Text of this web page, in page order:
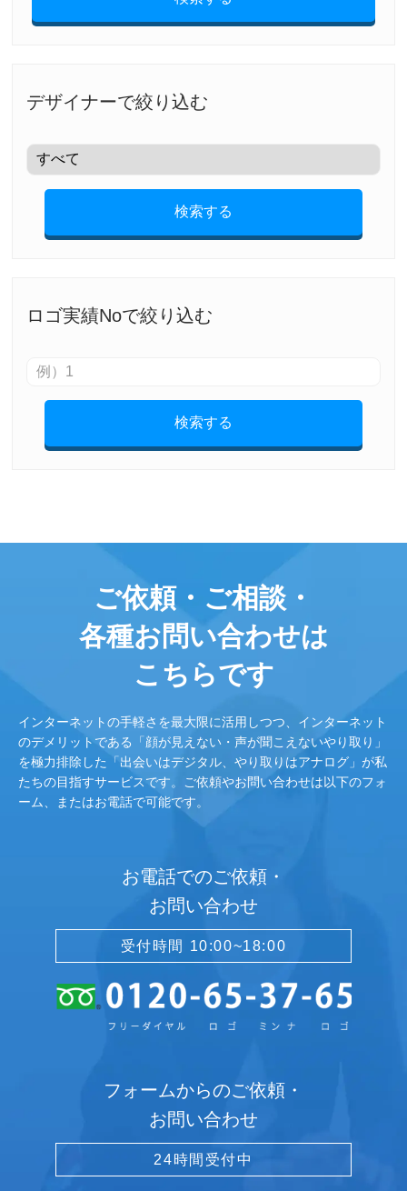
デザイナーで絞り込む
検索する
ロゴ実績Noで絞り込む
検索する
ご依頼・ご相談・
各種お問い合わせは
こちらです
インターネットの手軽さを最大限に活用しつつ、インターネット
のデメリットである「顔が見えない・声が聞こえないやり取り」
を極力排除した「出会いはデジタル、やり取りはアナログ」が私
たちの目指すサービスです。ご依頼やお問い合わせは以下のフォ
ーム、またはお電話で可能です。
お電話でのご依頼・
お問い合わせ
受付時間 10:00~18:00
フォームからのご依頼・
お問い合わせ
24時間受付中